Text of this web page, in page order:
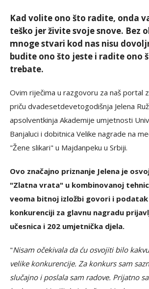
Kad volite ono što radite, onda
teško jer živite svoje snove. Bez
mnoge stvari kod nas nisu
budite ono što jeste i radite ono
trebate.
Ovim riječima u razgovoru za naš portal
priču dvadesetdevetogodišnja Jelena
apsolventkinja Akademije umjetnosti
Banjaluci i dobitnica Velike nagrade na
"Žene slikari" u Majdanpeku u Srbiji.
Ovo značajno priznanje Jelena je
"Zlatna vrata" u kombinovanoj
veoma bitnoj izložbi govori i podatak
konkurenciji za glavnu nagradu
učesnica i 202 umjetnička djela.
"Nisam očekivala da ću osvojiti bilo
velike konkurencije. Za konkurs sam
slučajno i poslala sam radove. Prijatno